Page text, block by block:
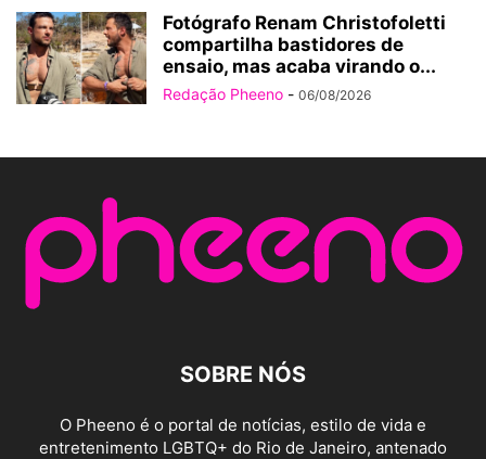
Fotógrafo Renam Christofoletti
compartilha bastidores de
ensaio, mas acaba virando o...
Redação Pheeno - 06/08/2026
SOBRE NÓS
O Pheeno é o portal de notícias, estilo de vida e
entretenimento LGBTQ+ do Rio de Janeiro, antenado